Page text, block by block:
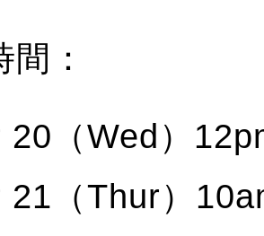
間：
20（Wed）
21（Thur）